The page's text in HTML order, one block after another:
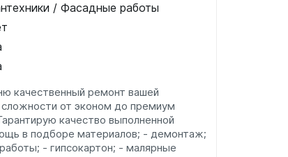
/ Фасадные работы
качественный ремонт вашей
от эконом до премиум
качество выполненной
в подборе материалов; - демонтаж;
- гипсокартон; - малярные